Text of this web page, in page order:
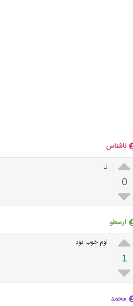
ناشناس

0

ل
ارسطو

1

اوم خوب بود
محمد